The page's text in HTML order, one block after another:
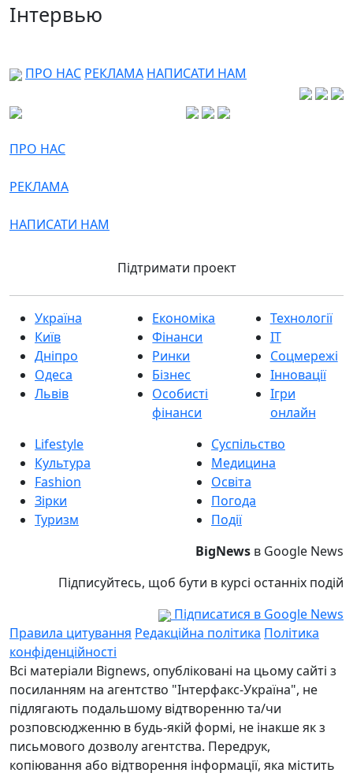
Інтервью
ПРО НАС РЕКЛАМА НАПИСАТИ НАМ
ПРО НАС
РЕКЛАМА
НАПИСАТИ НАМ
Підтримати проект
Україна
Київ
Дніпро
Одеса
Львів
Економіка
Фінанси
Ринки
Бізнес
Особисті
фінанси
Технології
IT
Соцмережі
Інновації
Ігри
онлайн
Lifestyle
Культура
Fashion
Зірки
Туризм
Суспільство
Медицина
Освіта
Погода
Події
BigNews в Google News
Підписуйтесь, щоб бути в курсі останніх подій
Підписатися в Google News
Правила цитування Редакційна політика Політика
конфіденційності
Всі матеріали Bignews, опубліковані на цьому сайті з
посиланням на агентство "Інтерфакс-Україна", не
підлягають подальшому відтворенню та/чи
розповсюдженню в будь-якій формі, не інакше як з
письмового дозволу агентства. Передрук,
копіювання або відтворення інформації, яка містить